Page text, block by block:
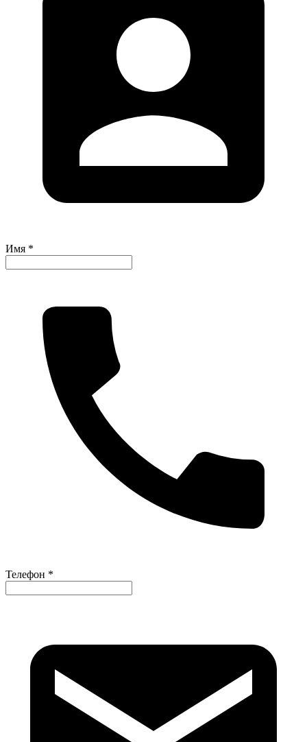
Имя *
Телефон *